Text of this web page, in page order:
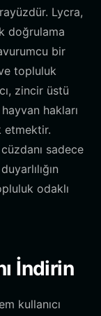
Lycra,
doğrulama
bir
topluluk
zincir üstü
hakları
etmektir.
sadece
odaklı
İndirin
kullanıcı